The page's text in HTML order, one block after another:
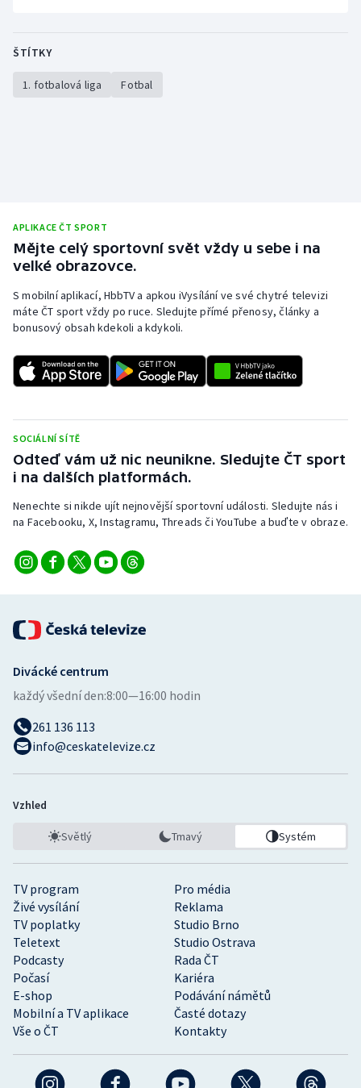
ŠTÍTKY
1. fotbalová liga Fotbal
APLIKACE ČT SPORT
Mějte celý sportovní svět vždy u sebe i na
velké obrazovce.
S mobilní aplikací, HbbTV a apkou iVysílání ve své chytré televizi
máte ČT sport vždy po ruce. Sledujte přímé přenosy, články a
bonusový obsah kdekoli a kdykoli.
SOCIÁLNÍ SÍTĚ
Odteď vám už nic neunikne. Sledujte ČT sport
i na dalších platformách.
Nenechte si nikde ujít nejnovější sportovní události. Sledujte nás i
na Facebooku, X, Instagramu, Threads či YouTube a buďte v obraze.
TV program
Pro média
Živé vysílání
Reklama
TV poplatky
Studio Brno
Teletext
Studio Ostrava
Podcasty
Rada ČT
Počasí
Kariéra
E-shop
Podávání námětů
Mobilní a TV aplikace
Časté dotazy
Vše o ČT
Kontakty
Divácké centrum
každý všední den:8:00—16:00 hodin
261 136 113
info@ceskatelevize.cz
Vzhled
Světlý Tmavý Systém